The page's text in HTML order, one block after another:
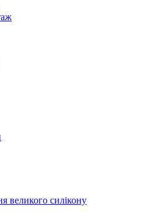
великого силікону